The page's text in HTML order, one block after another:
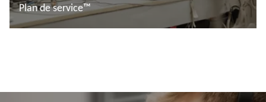
Plan de service™